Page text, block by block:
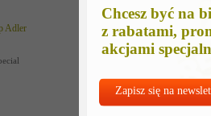
Chcesz być na
z rabatami,
akcjami
Zapisz się na
Adler